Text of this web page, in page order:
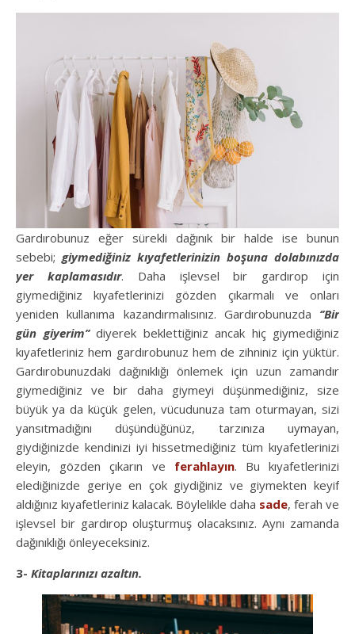
Gardırobunuz eğer sürekli dağınık bir halde ise bunun
sebebi; giymediğiniz kıyafetlerinizin boşuna dolabınızda
yer kaplamasıdır. Daha işlevsel bir gardırop için
giymediğiniz kıyafetlerinizi gözden çıkarmalı ve onları
yeniden kullanıma kazandırmalısınız. Gardırobunuzda ‘’Bir
gün giyerim’’diyerek beklettiğiniz ancak hiç giymediğiniz
kıyafetleriniz hem gardırobunuz hem de zihniniz için yüktür.
Gardırobunuzdaki dağınıklığı önlemek için uzun zamandır
giymediğiniz ve bir daha giymeyi düşünmediğiniz, size
büyük ya da küçük gelen, vücudunuza tam oturmayan, sizi
yansıtmadığını düşündüğünüz, tarzınıza uymayan,
giydiğinizde kendinizi iyi hissetmediğiniz tüm kıyafetlerinizi
eleyin, gözden çıkarın ve ferahlayın. Bu kıyafetlerinizi
elediğinizde geriye en çok giydiğiniz ve giymekten keyif
aldığınız kıyafetleriniz kalacak. Böylelikle daha sade, ferah ve
işlevsel bir gardırop oluşturmuş olacaksınız. Aynı zamanda
dağınıklığı önleyeceksiniz.
3- Kitaplarınızı azaltın.